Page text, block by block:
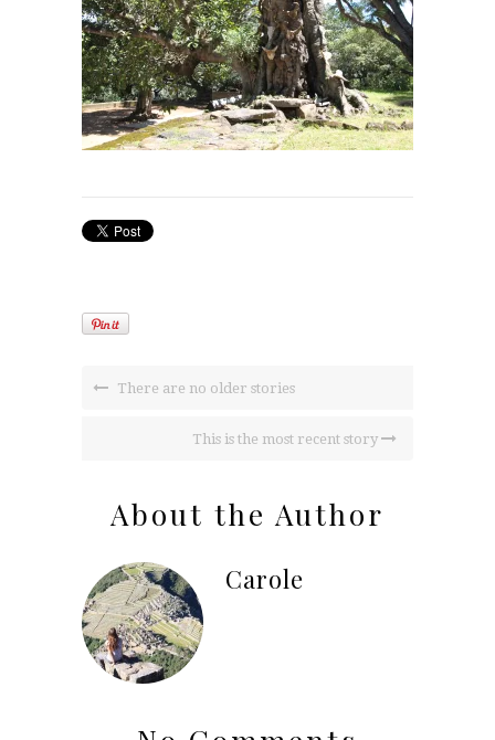
There are no older stories
This is the most recent story
About the Author
Carole